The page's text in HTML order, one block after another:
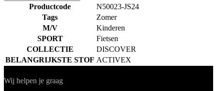
Productcode
N50023-JS24
Tags
Zomer
M/V
Kinderen
SPORT
Fietsen
COLLECTIE
DISCOVER
BELANGRIJKSTE STOF ACTIVEX
Wij helpen je graag